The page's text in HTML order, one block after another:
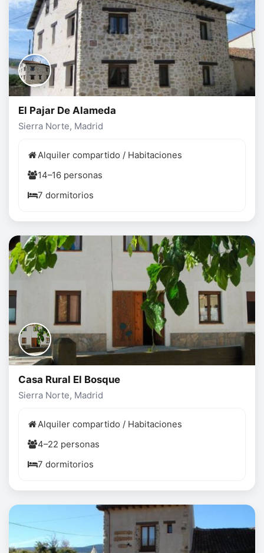
El Pajar De Alameda
Sierra Norte, Madrid
Alquiler compartido / Habitaciones
14–16 personas
7 dormitorios
Casa Rural El Bosque
Sierra Norte, Madrid
Alquiler compartido / Habitaciones
4–22 personas
7 dormitorios